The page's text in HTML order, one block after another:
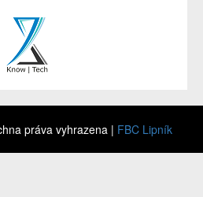
práva vyhrazena | FBC Lipník